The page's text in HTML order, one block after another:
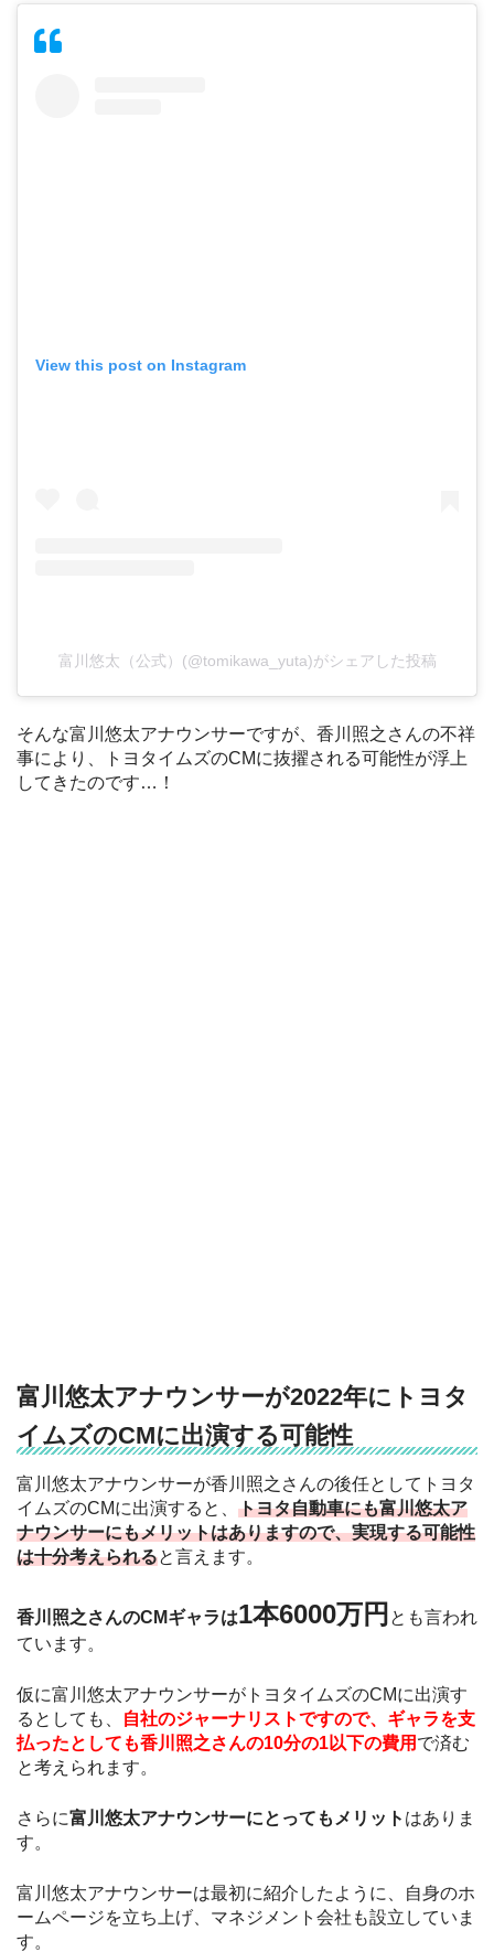
View this post on Instagram
富川悠太（公式）(@tomikawa_yuta)がシェアした投稿
そんな富川悠太アナウンサーですが、香川照之さんの不祥
事により、トヨタイムズのCMに抜擢される可能性が浮上
してきたのです…！
富川悠太アナウンサーが2022年にトヨタ
イムズのCMに出演する可能性
富川悠太アナウンサーが香川照之さんの後任としてトヨタ
イムズのCMに出演すると、 トヨタ自動車にも富川悠太ア
ナウンサーにもメリットはありますので、実現する可能性
は十分考えられると言えます。
香川照之さんのCMギャラは1本6000万円 とも言われ
ています。
仮に富川悠太アナウンサーがトヨタイムズのCMに出演す
るとしても、
自社のジャーナリストですので、ギャラを支
払ったとしても香川照之さんの10分の1以下の費用 で済む
と考えられます。
さらに富川悠太アナウンサーにとってもメリット はありま
す。
富川悠太アナウンサーは最初に紹介したように、自身のホ
ームページを立ち上げ、マネジメント会社も設立していま
す。